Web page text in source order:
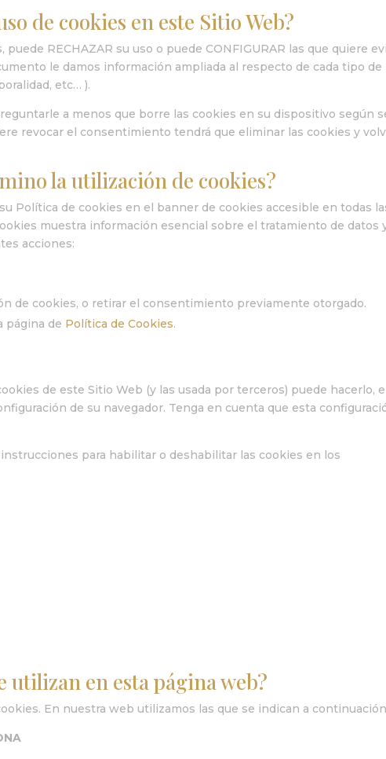
de cookies en este Sitio Web?
RECHAZAR su uso o puede CONFIGURAR las que quiere
le damos información ampliada al respecto de cada tipo de
etc… ).
a menos que borre las cookies en su dispositivo según
revocar el consentimiento tendrá que eliminar las cookies y
la utilización de cookies?
Política de cookies en el banner de cookies accesible en todas
muestra información esencial sobre el tratamiento de datos
acciones:
de cookies, o retirar el consentimiento previamente otorgado.
página de Política de Cookies.
de este Sitio Web (y las usada por terceros) puede hacerlo,
de su navegador. Tenga en cuenta que esta
para habilitar o deshabilitar las cookies en los
utilizan en esta página web?
En nuestra web utilizamos las que se indican a